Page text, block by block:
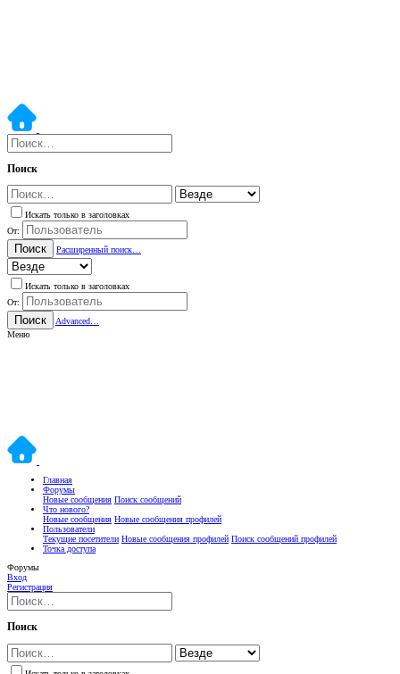
Поиск
Искать только в заголовках
От:
Поиск Расширенный поиск…
Искать только в заголовках
От:
Поиск
Advanced…
Меню
Главная
Форумы
Новые сообщения Поиск сообщений
Что нового?
Новые сообщения Новые сообщения профилей
Пользователи
Текущие посетители Новые сообщения профилей Поиск сообщений профилей
Точка доступа
Форумы
Вход
Регистрация
Поиск